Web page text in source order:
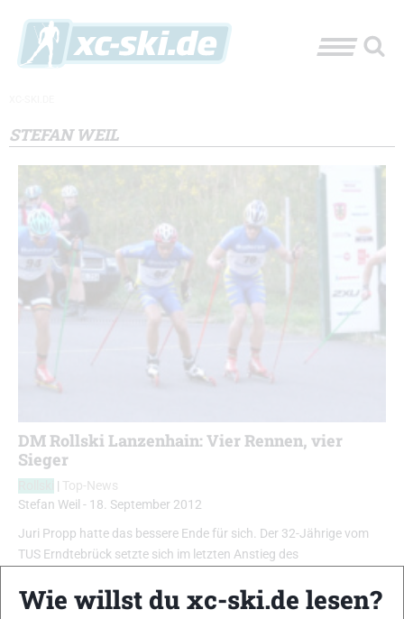
STEFAN WEIL
DM Rollski Lanzenhain: Vier Rennen, vier
Sieger
| Top-News
Stefan Weil - 18. September 2012
Juri Propp hatte das bessere Ende für sich. Der 32-Jährige vom
TUS Erndtebrück setzte sich im letzten Anstieg des
Gillessen (TuWi Adenau) ab und sicherte sich mit acht Sekunden
Wie willst du xc-ski.de lesen?